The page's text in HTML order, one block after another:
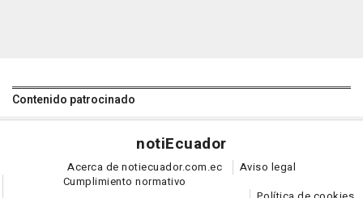
Contenido patrocinado
notiEcuador
Acerca de notiecuador.com.ec
Aviso legal
Cumplimiento normativo